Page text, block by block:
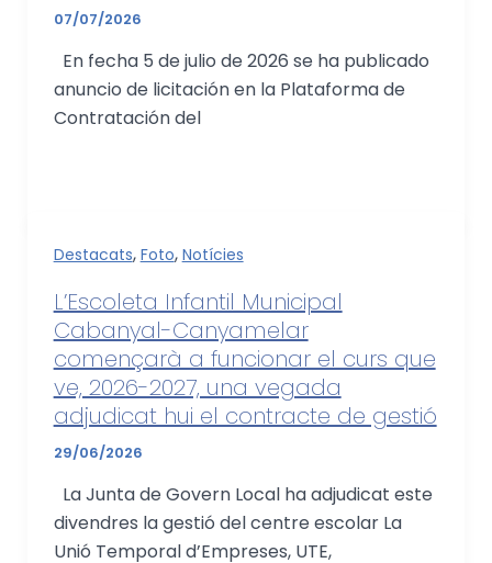
07/07/2026
En fecha 5 de julio de 2026 se ha publicado
anuncio de licitación en la Plataforma de
Contratación del
Destacats, Foto, Notícies
L’Escoleta Infantil Municipal
Cabanyal-Canyamelar
començarà a funcionar el curs que
ve, 2026-2027, una vegada
adjudicat hui el contracte de gestió
29/06/2026
La Junta de Govern Local ha adjudicat este
divendres la gestió del centre escolar La
Unió Temporal d’Empreses, UTE,